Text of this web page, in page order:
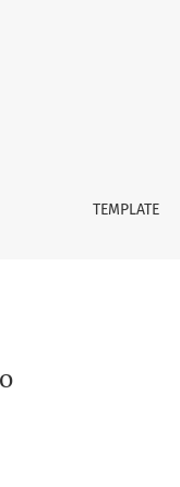
TEMPLATE